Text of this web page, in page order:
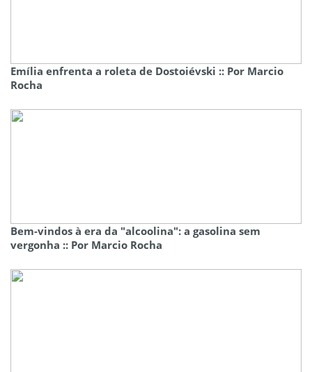
Emília enfrenta a roleta de Dostoiévski :: Por Marcio
Rocha
Bem-vindos à era da "alcoolina": a gasolina sem
vergonha :: Por Marcio Rocha